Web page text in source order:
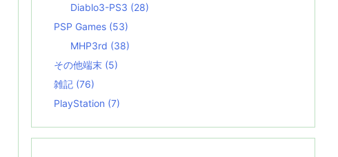
Diablo3-PS3 (28)
PSP Games (53)
MHP3rd (38)
その他端末 (5)
雑記 (76)
PlayStation (7)